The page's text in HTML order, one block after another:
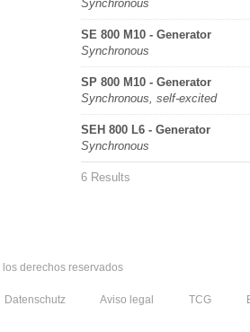
Synchronous
SE 800 M10 - Generator
Synchronous
SP 800 M10 - Generator
Synchronous, self-excited
SEH 800 L6 - Generator
Synchronous
6 Results
derechos reservados
Datenschutz Aviso legal TCG